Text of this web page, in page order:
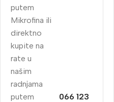
putem
Mikrofina ili
direktno
kupite na
rate u
našim
radnjama
putem
066 123